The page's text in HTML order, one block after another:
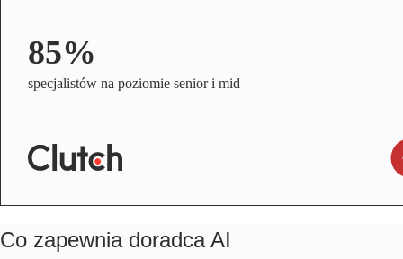
85%
specjalistów na poziomie senior i mid
Co zapewnia doradca AI